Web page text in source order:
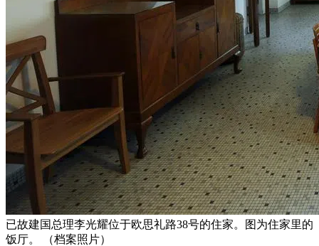
已故建国总理李光耀位于欧思礼路38号的住家。图为住家里的
饭厅。 （档案照片）